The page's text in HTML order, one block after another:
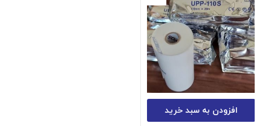
افزودن به سبد خرید